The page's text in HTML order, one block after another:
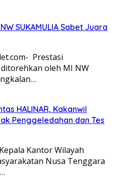
SUKAMULIA Sabet Juara
Prestasi
oleh MI NW
HALINAR, Kakanwil
Penggeledahan dan Tes
Kantor Wilayah
Nusa Tenggara